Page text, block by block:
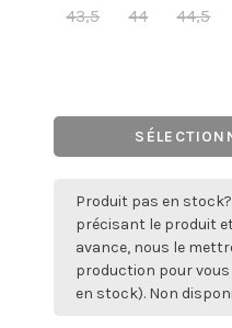
43,5
44 44,5
Produit pas en
précisant le produit
avance, nous le
production pour
en stock). Non